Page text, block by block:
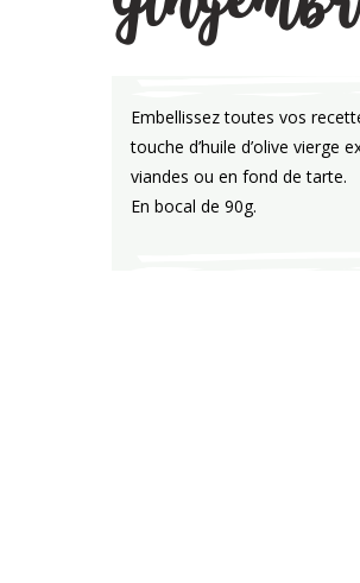
Embellissez toutes vos
touche d’huile d’olive vierge
viandes ou en fond de tarte.
En bocal de 90g.